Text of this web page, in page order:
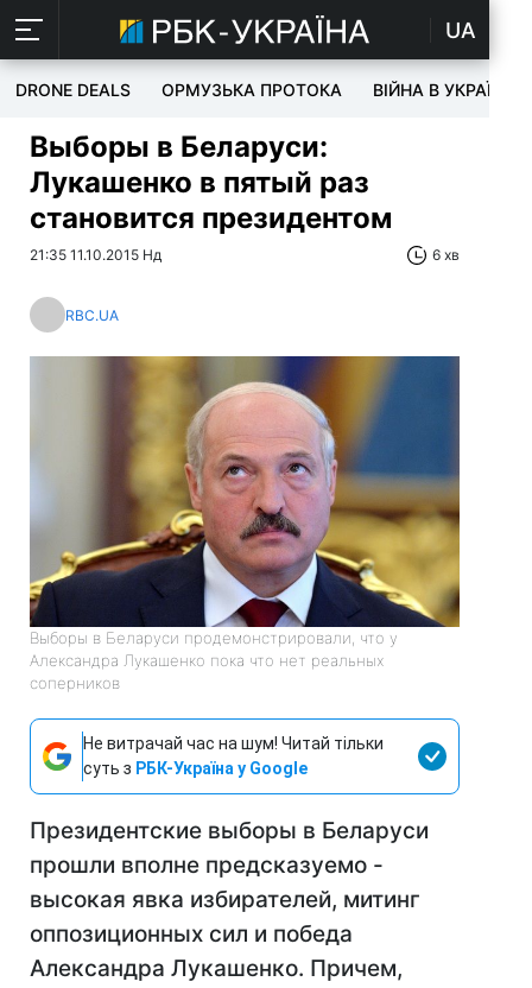
UA
DRONE DEALS ОРМУЗЬКА ПРОТОКА ВІЙНА В УКРАЇНІ
Выборы в Беларуси:
Лукашенко в пятый раз
становится президентом
21:35 11.10.2015 Нд 6 хв
RBC.UA
Выборы в Беларуси продемонстрировали, что у
Александра Лукашенко пока что нет реальных
соперников
Не витрачай час на шум! Читай тільки
суть з РБК-Україна у Google
Президентские выборы в Беларуси
прошли вполне предсказуемо -
высокая явка избирателей, митинг
оппозиционных сил и победа
Александра Лукашенко. Причем,